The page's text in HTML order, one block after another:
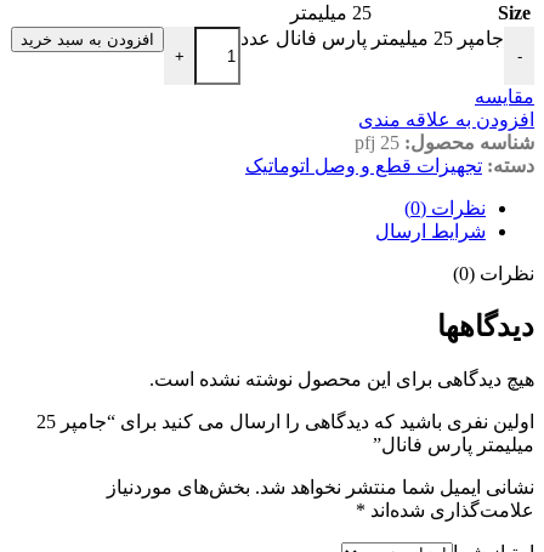
Size 25 میلیمتر
-
جامپر 25 میلیمتر پارس فانال عدد
+
افزودن به سبد خرید
مقايسه
افزودن به علاقه مندی
شناسه محصول: pfj 25
دسته: تجهیزات قطع و وصل اتوماتیک
نظرات (0)
شرایط ارسال
نظرات (0)
دیدگاهها
هیچ دیدگاهی برای این محصول نوشته نشده است.
اولین نفری باشید که دیدگاهی را ارسال می کنید برای “جامپر 25
میلیمتر پارس فانال”
نشانی ایمیل شما منتشر نخواهد شد. بخش‌های موردنیاز
علامت‌گذاری شده‌اند *